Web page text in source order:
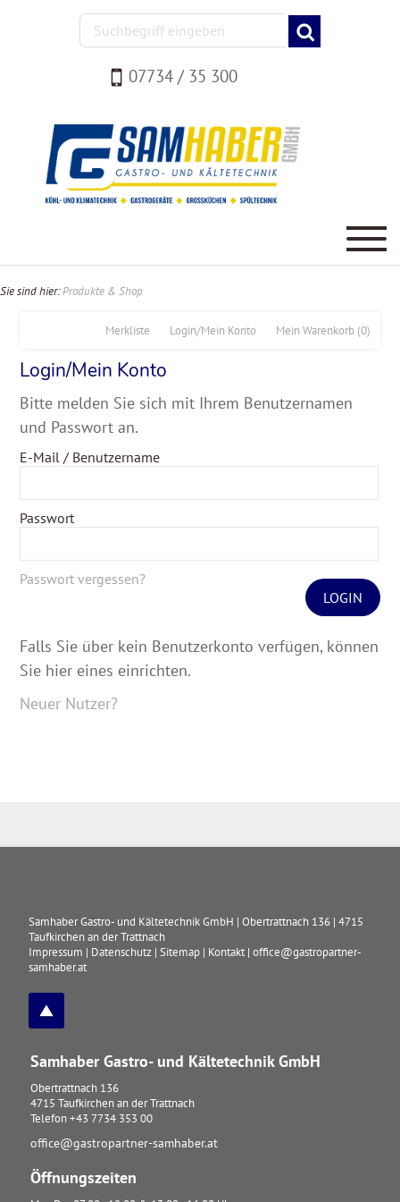
07734 / 35 300
Sie sind hier:Produkte & Shop
Mein Warenkorb (0)
Login/Mein Konto
Merkliste
Login/Mein Konto
Bitte melden Sie sich mit Ihrem Benutzernamen
und Passwort an.
E-Mail / Benutzername
Passwort
LOGIN
Passwort vergessen?
Falls Sie über kein Benutzerkonto verfügen, können
Sie hier eines einrichten.
Neuer Nutzer?
Samhaber Gastro- und Kältetechnik GmbH |Obertrattnach 136 |4715
Taufkirchen an der Trattnach
Impressum | Datenschutz |Sitemap | Kontakt |office@gastropartner-
samhaber.at
Samhaber Gastro- und Kältetechnik GmbH
Obertrattnach 136
4715 Taufkirchen an der Trattnach
Telefon +43 7734 353 00
office@gastropartner-samhaber.at
Öffnungszeiten